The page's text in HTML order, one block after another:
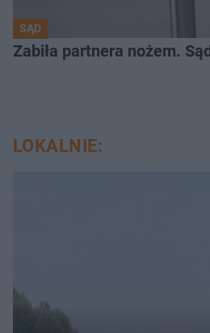
SĄD
Zabiła partnera nożem.
LOKALNIE: